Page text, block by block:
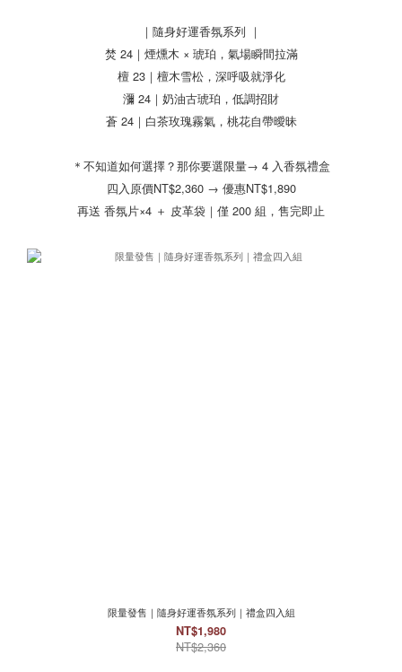
｜隨身好運香氛系列 ｜
焚 24｜煙燻木 × 琥珀，氣場瞬間拉滿
檀 23｜檀木雪松，深呼吸就淨化
瀰 24｜奶油古琥珀，低調招財
蒼 24｜白茶玫瑰霧氣，桃花自帶曖昧
＊不知道如何選擇？那你要選限量→ 4 入香氛禮盒
四入原價NT$2,360 → 優惠NT$1,890
再送 香氛片×4 ＋ 皮革袋｜僅 200 組，售完即止
限量發售｜隨身好運香氛系列｜禮盒四入組
NT$1,980
NT$2,360